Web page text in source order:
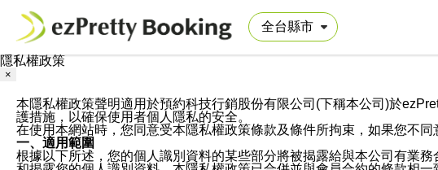
隱私權政策
×
本隱私權政策聲明適用於預約科技行銷股份有限公司(下稱本公司)於
護措施，以確保使用者個人隱私的安全。
在使用本網站時，您同意受本隱私權政策條款及條件所拘束，如果您不同
一、適用範圍
根據以下所述，您的個人識別資料的某些部分將被揭露給與本公司有業